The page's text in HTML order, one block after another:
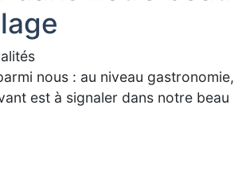
nous : au niveau gastronomie,
est à signaler dans notre beau